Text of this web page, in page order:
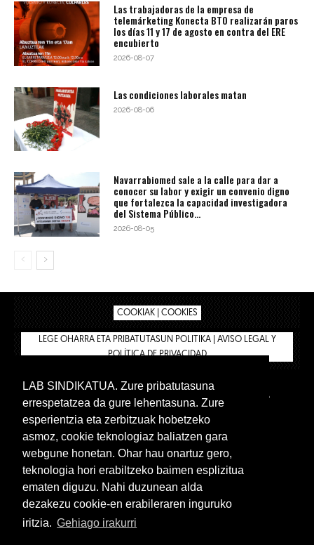
Las trabajadoras de la empresa de
telemárketing Konecta BTO realizarán paros
los días 11 y 17 de agosto en contra del ERE
encubierto
2026-08-07
Las condiciones laborales matan
2026-08-06
Navarrabiomed sale a la calle para dar a
conocer su labor y exigir un convenio digno
que fortalezca la capacidad investigadora
del Sistema Público...
2026-08-05
COOKIAK | COOKIES
LEGE OHARRA ETA PRIBATUTASUN POLITIKA | AVISO LEGAL Y
POLÍTICA DE PRIVACIDAD
BIZILAN.EUS
TIENDA
INTRANET 🔑
Euskera Castellano
LAB SINDIKATUA. Zure pribatutasuna
errespetatzea da gure lehentasuna. Zure
esperientzia eta zerbitzuak hobetzeko
asmoz, cookie teknologiaz baliatzen gara
webgune honetan. Ohar hau onartuz gero,
teknologia hori erabiltzeko baimen esplizitua
ematen diguzu. Nahi duzunean alda
dezakezu cookie-en erabileraren inguruko
iritzia. Gehiago irakurri